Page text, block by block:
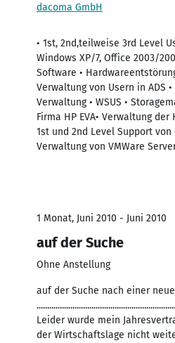
dacoma GmbH
• 1st, 2nd,teilweise 3rd Level
Windows XP/7, Office 2003/
Software •
Verwaltung von Usern in ADS •
Verwaltung • WSUS •
Firma HP EVA• Verwaltung der
1st und 2nd Level Support von
Verwaltung von VMWare
1 Monat, Juni 2010 - Juni 2010
auf der Suche
Ohne Anstellung
auf der Suche nach einer
Leider wurde mein
der Wirtschaftslage nicht